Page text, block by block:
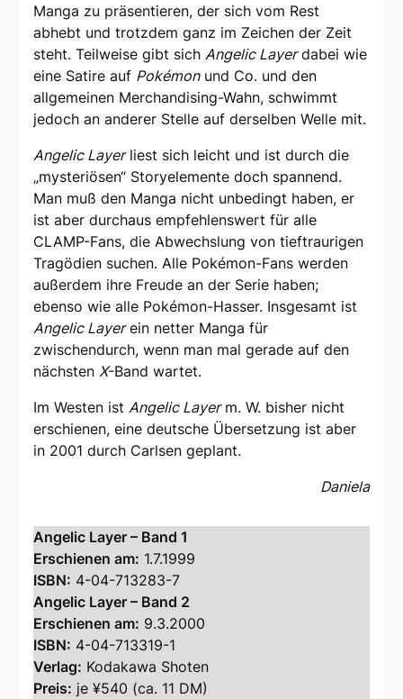
Manga zu präsentieren, der sich vom Rest
abhebt und trotzdem ganz im Zeichen der Zeit
steht. Teilweise gibt sich Angelic Layerdabei wie
eine Satire auf Pokémonund Co. und den
allgemeinen Merchandising-Wahn, schwimmt
jedoch an anderer Stelle auf derselben Welle mit.
Angelic Layerliest sich leicht und ist durch die
„mysteriösen“ Storyelemente doch spannend.
Man muß den Manga nicht unbedingt haben, er
ist aber durchaus empfehlenswert für alle
CLAMP-Fans, die Abwechslung von tieftraurigen
Tragödien suchen. Alle Pokémon-Fans werden
außerdem ihre Freude an der Serie haben;
ebenso wie alle Pokémon-Hasser. Insgesamt ist
Angelic Layerein netter Manga für
zwischendurch, wenn man mal gerade auf den
nächsten X-Band wartet.
Im Westen ist Angelic Layerm. W. bisher nicht
erschienen, eine deutsche Übersetzung ist aber
in 2001 durch Carlsen geplant.
Daniela
Angelic Layer – Band 1
Erschienen am: 1.7.1999
ISBN: 4-04-713283-7
Angelic Layer – Band 2
Erschienen am: 9.3.2000
ISBN: 4-04-713319-1
Verlag: Kodakawa Shoten
Preis: je ¥540 (ca. 11 DM)